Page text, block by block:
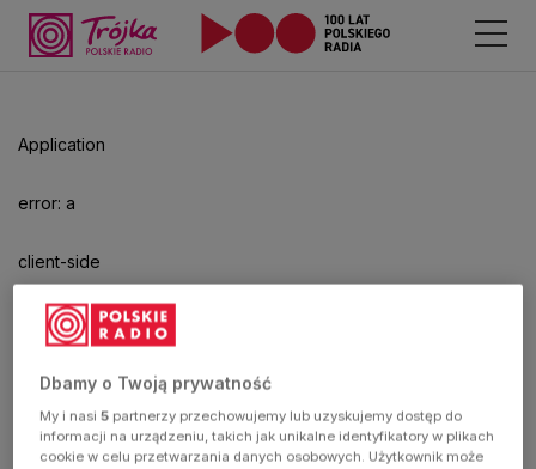
Application
error: a
client-side
exception
has
occurred
aby
odtwarzać.
Dbamy o Twoją prywatność
My i nasi5 partnerzy przechowujemy lub uzyskujemy dostęp do
informacji na urządzeniu, takich jak unikalne identyfikatory w plikach
cookie w celu przetwarzania danych osobowych. Użytkownik może